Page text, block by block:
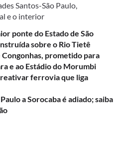
Santos-São Paulo,
e o interior
ponte do Estado de São
sobre o Rio Tietê
prometido para
e ao Estádio do Morumbi
ferrovia que liga
a Sorocaba é adiado; saiba